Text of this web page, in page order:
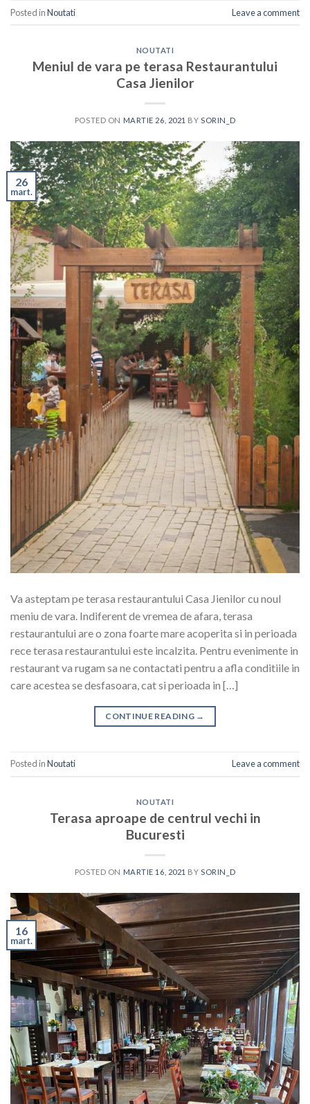
Posted inNoutati Leave a comment
NOUTATI
Meniul de vara pe terasa Restaurantului
Casa Jienilor
POSTED ON MARTIE 26, 2021 BYSORIN_D
26
mart.
Va asteptam pe terasa restaurantului Casa Jienilor cu noul
meniu de vara. Indiferent de vremea de afara, terasa
restaurantului are o zona foarte mare acoperita si in perioada
rece terasa restaurantului este incalzita. Pentru evenimente in
restaurant va rugam sa ne contactati pentru a afla conditiile in
care acestea se desfasoara, cat si perioada in […]
CONTINUE READING →
Posted inNoutati Leave a comment
NOUTATI
Terasa aproape de centrul vechi in
Bucuresti
POSTED ON MARTIE 16, 2021 BYSORIN_D
16
mart.